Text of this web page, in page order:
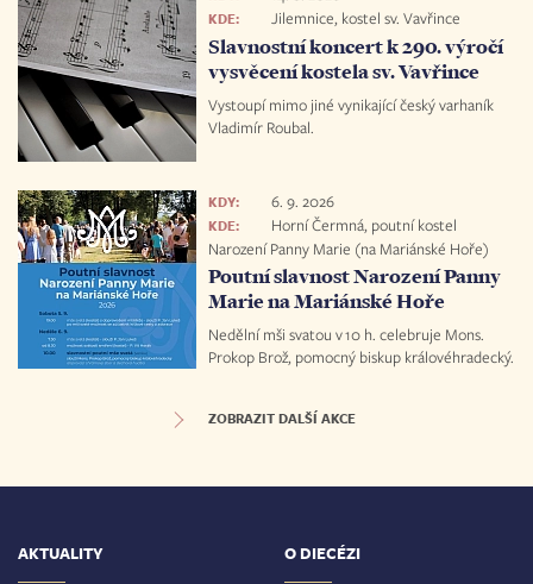
KDE: Jilemnice, kostel sv. Vavřince
Slavnostní koncert k 290. výročí
vysvěcení kostela sv. Vavřince
Vystoupí mimo jiné vynikající český varhaník
Vladimír Roubal.
KDY: 6. 9. 2026
KDE:
Horní Čermná, poutní kostel
Narození Panny Marie (na Mariánské Hoře)
Poutní slavnost Narození Panny
Marie na Mariánské Hoře
Nedělní mši svatou v 10 h. celebruje Mons.
Prokop Brož, pomocný biskup královéhradecký.
ZOBRAZIT DALŠÍ AKCE
AKTUALITY O DIECÉZI